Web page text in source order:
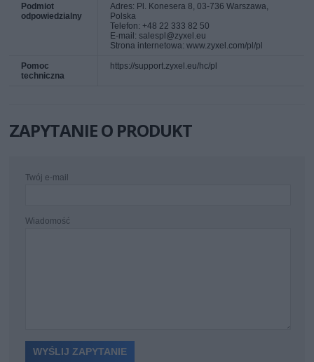
Podmiot
odpowiedzialny
Adres: Pl. Konesera 8, 03-736 Warszawa,
Polska
Telefon: +48 22 333 82 50
E-mail: salespl@zyxel.eu
Strona internetowa: www.zyxel.com/pl/pl
Pomoc
techniczna
https://support.zyxel.eu/hc/pl
ZAPYTANIE O PRODUKT
Twój e-mail
Wiadomość